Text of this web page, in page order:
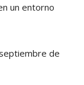
un entorno
de